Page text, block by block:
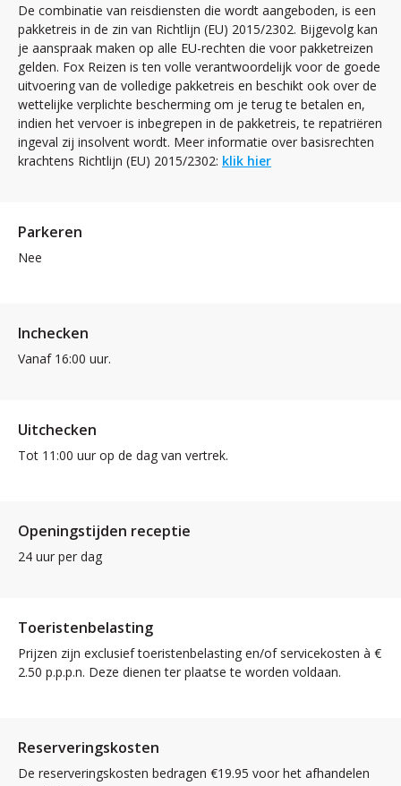
De combinatie van reisdiensten die wordt aangeboden, is een
pakketreis in de zin van Richtlijn (EU) 2015/2302. Bijgevolg kan
je aanspraak maken op alle EU-rechten die voor pakketreizen
gelden. Fox Reizen is ten volle verantwoordelijk voor de goede
uitvoering van de volledige pakketreis en beschikt ook over de
wettelijke verplichte bescherming om je terug te betalen en,
indien het vervoer is inbegrepen in de pakketreis, te repatriëren
ingeval zij insolvent wordt. Meer informatie over basisrechten
krachtens Richtlijn (EU) 2015/2302: klik hier
Parkeren
Nee
Inchecken
Vanaf 16:00 uur.
Uitchecken
Tot 11:00 uur op de dag van vertrek.
Openingstijden receptie
24 uur per dag
Toeristenbelasting
Prijzen zijn exclusief toeristenbelasting en/of servicekosten à €
2.50 p.p.p.n. Deze dienen ter plaatse te worden voldaan.
Reserveringskosten
De reserveringskosten bedragen €19.95 voor het afhandelen